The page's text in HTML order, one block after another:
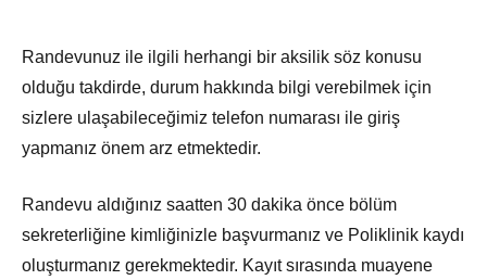
Randevunuz ile ilgili herhangi bir aksilik söz konusu
olduğu takdirde, durum hakkında bilgi verebilmek için
sizlere ulaşabileceğimiz telefon numarası ile giriş
yapmanız önem arz etmektedir.
Randevu aldığınız saatten 30 dakika önce bölüm
sekreterliğine kimliğinizle başvurmanız ve Poliklinik kaydı
oluşturmanız gerekmektedir. Kayıt sırasında muayene